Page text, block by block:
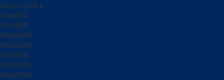
Серия ECO L
600x600
600x800
600х1000
600х1200
800x800
800х1000
800х1200